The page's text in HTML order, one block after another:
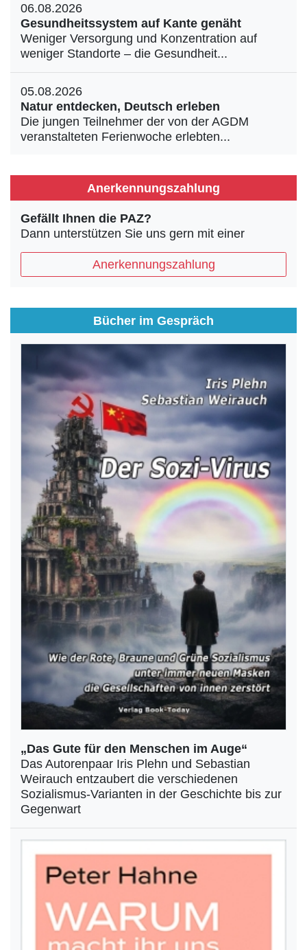
06.08.2026
Gesundheitssystem auf Kante genäht
Weniger Versorgung und Konzentration auf
weniger Standorte – die Gesundheit...
05.08.2026
Natur entdecken, Deutsch erleben
Die jungen Teilnehmer der von der AGDM
veranstalteten Ferienwoche erlebten...
Anerkennungszahlung
Gefällt Ihnen die PAZ?
Dann unterstützen Sie uns gern mit einer
Anerkennungszahlung
Bücher im Gespräch
„Das Gute für den Menschen im Auge“
Das Autorenpaar Iris Plehn und Sebastian
Weirauch entzaubert die verschiedenen
Sozialismus-Varianten in der Geschichte bis zur
Gegenwart